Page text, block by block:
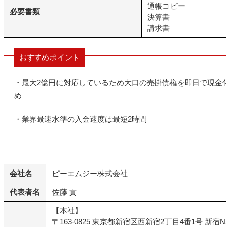
必要書類
通帳コピー
決算書
請求書
おすすめポイント
・最大2億円に対応しているため大口の売掛債権を即日で現
め
・業界最速水準の入金速度は最短2時間
会社名 ピーエムジー株式会社
代表者名 佐藤 貢
【本社】
〒163-0825 東京都新宿区西新宿2丁目4番1号 新宿